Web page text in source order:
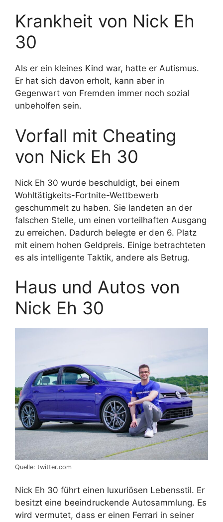
Krankheit von Nick Eh
30
Als er ein kleines Kind war, hatte er Autismus.
Er hat sich davon erholt, kann aber in
Gegenwart von Fremden immer noch sozial
unbeholfen sein.
Vorfall mit Cheating
von Nick Eh 30
Nick Eh 30 wurde beschuldigt, bei einem
Wohltätigkeits-Fortnite-Wettbewerb
geschummelt zu haben. Sie landeten an der
falschen Stelle, um einen vorteilhaften Ausgang
zu erreichen. Dadurch belegte er den 6. Platz
mit einem hohen Geldpreis. Einige betrachteten
es als intelligente Taktik, andere als Betrug.
Haus und Autos von
Nick Eh 30
Quelle: twitter.com
Nick Eh 30 führt einen luxuriösen Lebensstil. Er
besitzt eine beeindruckende Autosammlung. Es
wird vermutet, dass er einen Ferrari in seiner